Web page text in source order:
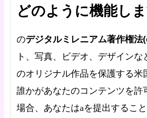
どのように機能し
のデジタルミレニアム著作権
ト、写真、ビデオ、デザインな
のオリジナル作品を保護する米
誰かがあなたのコンテンツを許
場合、あなたはaを提出するこ